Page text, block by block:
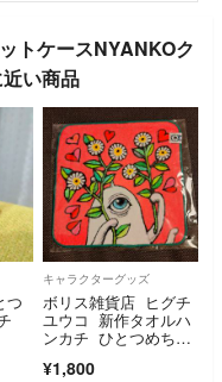
トケースNYANKOク
い商品
つ
キャラクターグッズ
ボリス雑貨店 ヒグチ
ユウコ 新作タオルハ
ンカチ ひとつめちゃ
¥1,800